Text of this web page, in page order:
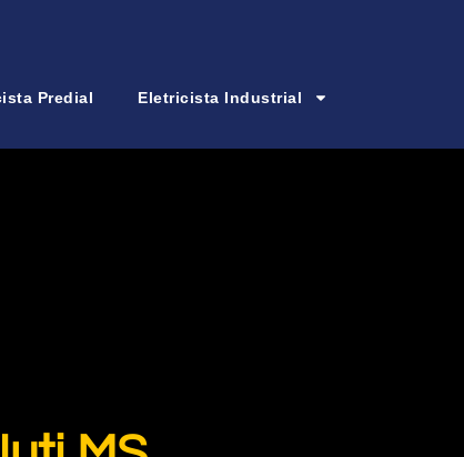
Predial Eletricista Industrial